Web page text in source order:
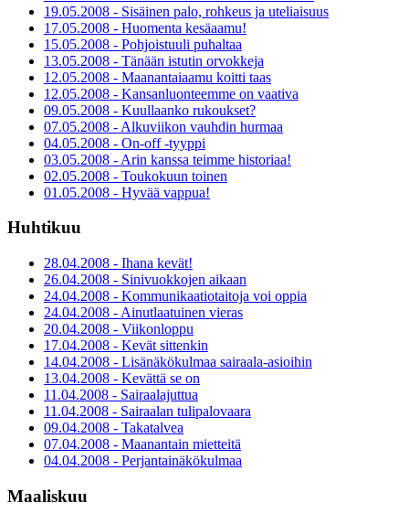
19.05.2008 - Sisäinen palo, rohkeus ja uteliaisuus
17.05.2008 - Huomenta kesäaamu!
15.05.2008 - Pohjoistuuli puhaltaa
13.05.2008 - Tänään istutin orvokkeja
12.05.2008 - Maanantaiaamu koitti taas
12.05.2008 - Kansanluonteemme on vaativa
09.05.2008 - Kuullaanko rukoukset?
07.05.2008 - Alkuviikon vauhdin hurmaa
04.05.2008 - On-off -tyyppi
03.05.2008 - Arin kanssa teimme historiaa!
02.05.2008 - Toukokuun toinen
01.05.2008 - Hyvää vappua!
Huhtikuu
28.04.2008 - Ihana kevät!
26.04.2008 - Sinivuokkojen aikaan
24.04.2008 - Kommunikaatiotaitoja voi oppia
24.04.2008 - Ainutlaatuinen vieras
20.04.2008 - Viikonloppu
17.04.2008 - Kevät sittenkin
14.04.2008 - Lisänäkökulmaa sairaala-asioihin
13.04.2008 - Kevättä se on
11.04.2008 - Sairaalajuttua
11.04.2008 - Sairaalan tulipalovaara
09.04.2008 - Takatalvea
07.04.2008 - Maanantain mietteitä
04.04.2008 - Perjantainäkökulmaa
Maaliskuu